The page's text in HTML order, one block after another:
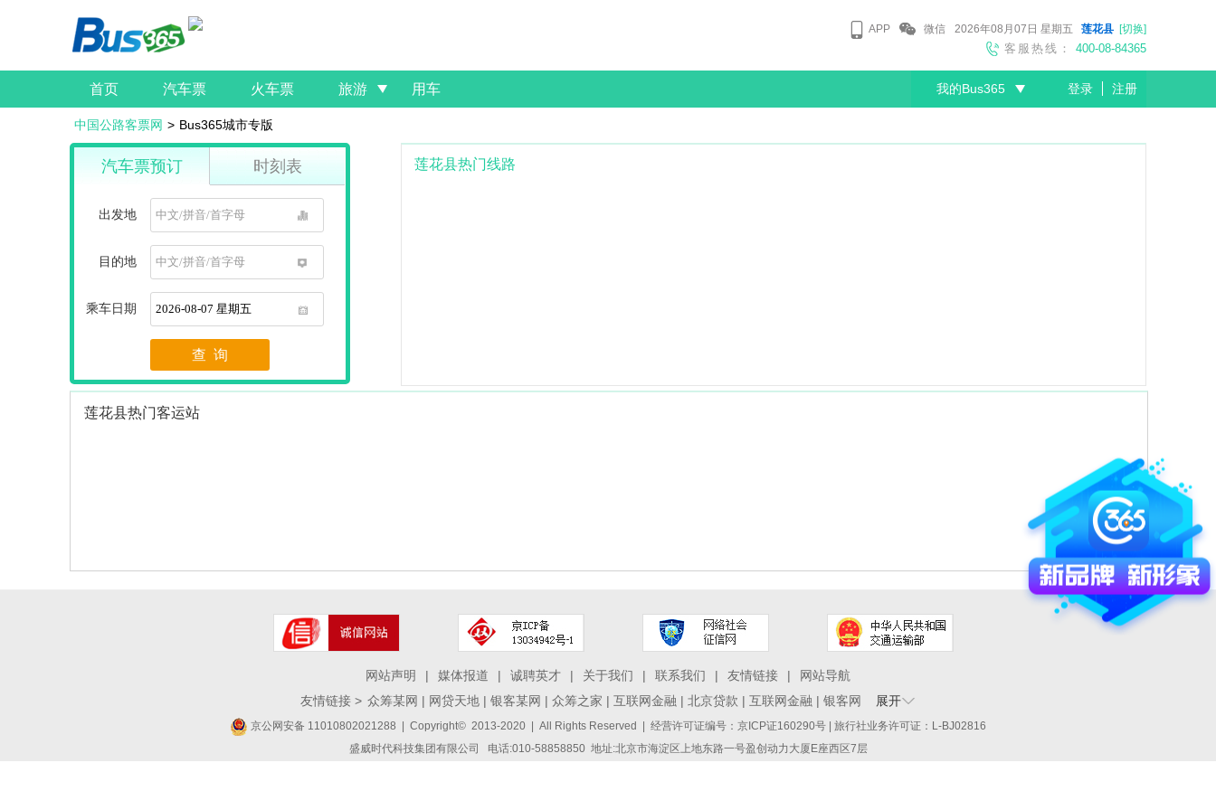
APP 微信 2026年08月07日 星期五 莲花县 [切换]
客服热线： 400-08-84365
首页 汽车票 火车票 旅游 用车 我的Bus365 登录 注册
中国公路客票网 > Bus365城市专版
汽车票预订 时刻表
出发地
目的地
1
乘车日期
1
查 询
莲花县热门线路
莲花县热门客运站
网站声明 | 媒体报道 | 诚聘英才 | 关于我们 | 联系我们 | 友情链接 |
网站导航
友情链接 > 众筹某网 | 网贷天地 | 银客某网 | 众筹之家 | 互联网金融 | 北京贷款 | 互联网金融 | 银客网 展开
京公网安备 11010802021288 | Copyright© 2013-2020 | All Rights Reserved | 经营许可证编号：京ICP证160290号 | 旅行社业务许可证：L-BJ02816
盛威时代科技集团有限公司 电话:010-58858850 地址:北京市海淀区上地东路一号盈创动力大厦E座西区7层